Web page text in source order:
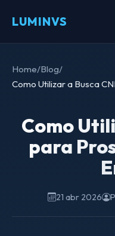
LUMINVS
Home/Blog/
Como Utilizar a Busca
Como
para
21 abr 2026